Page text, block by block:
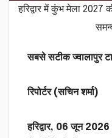
हरिद्वार में कुंभ मेला 2027
सबसे सटीक ज्वालापुर
रिपोर्टर (सचिन शर्मा)
हरिद्वार, 06 जून